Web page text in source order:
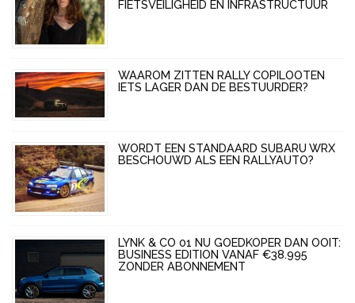
FIETSVEILIGHEID EN INFRASTRUCTUUR
WAAROM ZITTEN RALLY COPILOOTEN
IETS LAGER DAN DE BESTUURDER?
WORDT EEN STANDAARD SUBARU WRX
BESCHOUWD ALS EEN RALLYAUTO?
LYNK & CO 01 NU GOEDKOPER DAN OOIT:
BUSINESS EDITION VANAF €38.995
ZONDER ABONNEMENT